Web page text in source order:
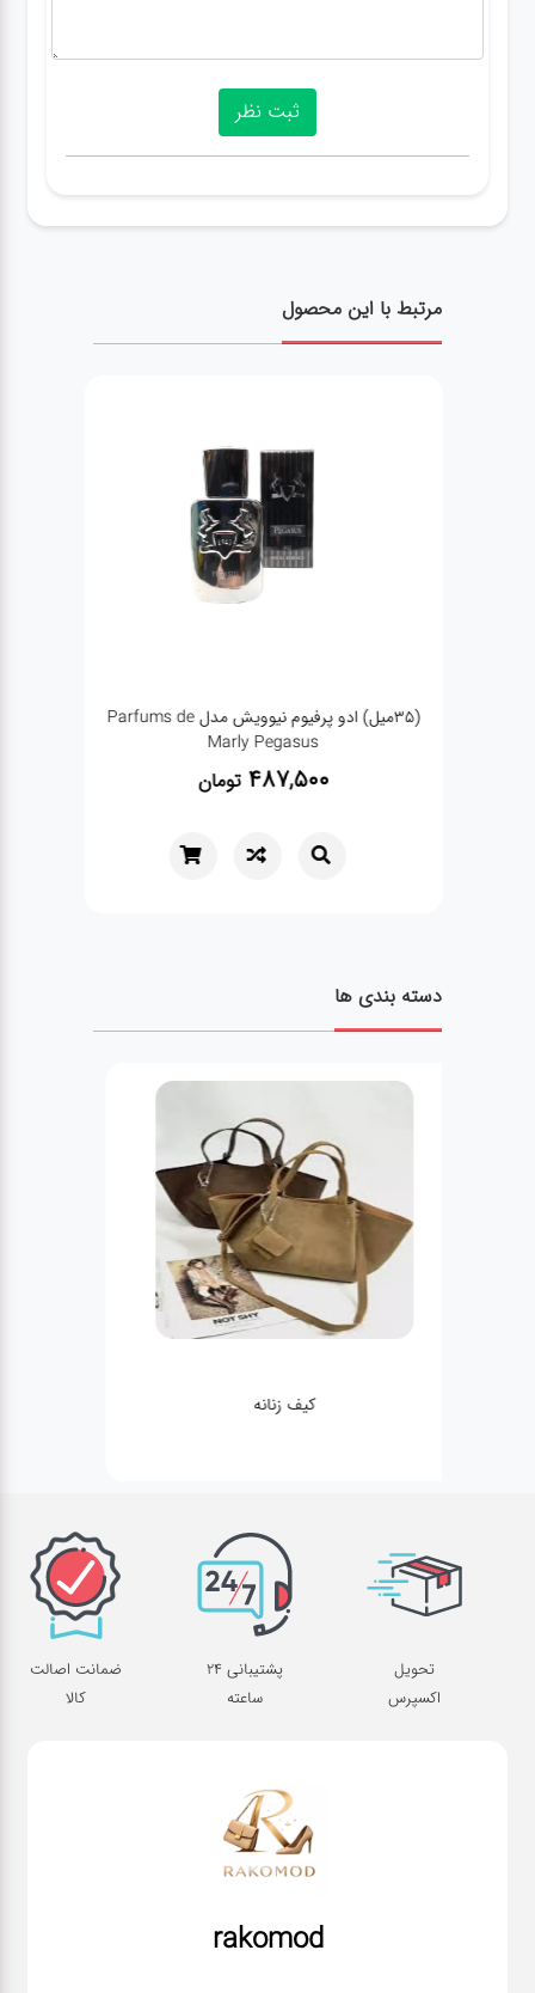
مرتبط با این محصول
(35میل) ادو پرفیوم نیوویش مدل Parfums de
Marly Pegasus
487,500 تومان
دسته بندی ها
کیف زنانه
تحویل
اکسپرس
پشتیبانی 24
ساعته
ضمانت اصالت
کالا
rakomod